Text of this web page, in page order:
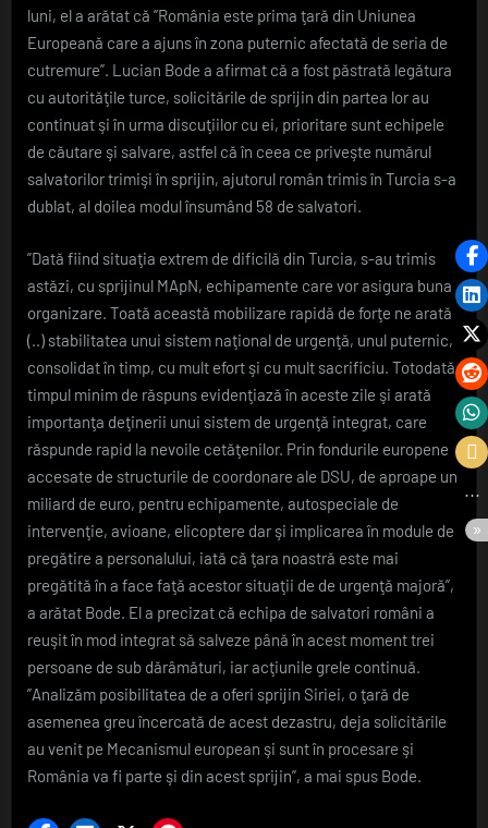
moment
luni, el a arătat că ”România este prima ţară din Uniunea
Europeană care a ajuns în zona puternic afectată de seria de
cutremure”. Lucian Bode a afirmat că a fost păstrată legătura
cu autorităţile turce, solicitările de sprijin din partea lor au
continuat şi în urma discuţiilor cu ei, prioritare sunt echipele
de căutare şi salvare, astfel că în ceea ce priveşte numărul
salvatorilor trimişi în sprijin, ajutorul român trimis în Turcia s-a
dublat, al doilea modul însumând 58 de salvatori.
”Dată fiind situaţia extrem de dificilă din Turcia, s-au trimis
astăzi, cu sprijinul MApN, echipamente care vor asigura buna
organizare. Toată această mobilizare rapidă de forţe ne arată
(..) stabilitatea unui sistem naţional de urgenţă, unul puternic,
consolidat în timp, cu mult efort şi cu mult sacrificiu. Totodată,
timpul minim de răspuns evidenţiază în aceste zile şi arată
importanţa deţinerii unui sistem de urgenţă integrat, care
răspunde rapid la nevoile cetăţenilor. Prin fondurile europene
accesate de structurile de coordonare ale DSU, de aproape un
miliard de euro, pentru echipamente, autospeciale de
intervenţie, avioane, elicoptere dar şi implicarea în module de
pregătire a personalului, iată că ţara noastră este mai
pregătită în a face faţă acestor situaţii de de urgenţă majoră”,
a arătat Bode. El a precizat că echipa de salvatori români a
reuşit în mod integrat să salveze până în acest moment trei
persoane de sub dărâmături, iar acţiunile grele continuă.
”Analizăm posibilitatea de a oferi sprijin Siriei, o ţară de
asemenea greu încercată de acest dezastru, deja solicitările
au venit pe Mecanismul european şi sunt în procesare şi
România va fi parte şi din acest sprijin”, a mai spus Bode.